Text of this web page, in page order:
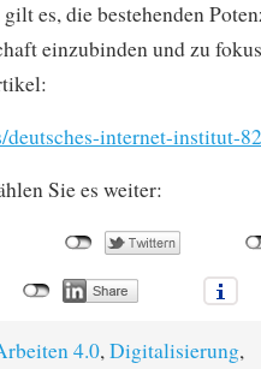
es, die bestehenden
einzubinden und zu
deutsches-internet-institut-
Sie es weiter:
4.0, Digitalisierung,